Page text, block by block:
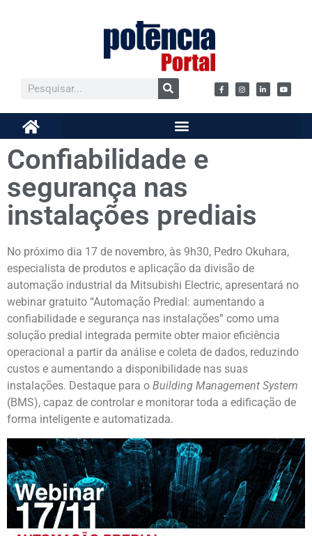
Confiabilidade e
segurança nas
instalações prediais
No próximo dia 17 de novembro, às 9h30, Pedro Okuhara,
especialista de produtos e aplicação da divisão de
automação industrial da Mitsubishi Electric, apresentará no
webinar gratuito “Automação Predial: aumentando a
confiabilidade e segurança nas instalações” como uma
solução predial integrada permite obter maior eficiência
operacional a partir da análise e coleta de dados, reduzindo
custos e aumentando a disponibilidade nas suas
instalações. Destaque para o Building Management System
(BMS), capaz de controlar e monitorar toda a edificação de
forma inteligente e automatizada.